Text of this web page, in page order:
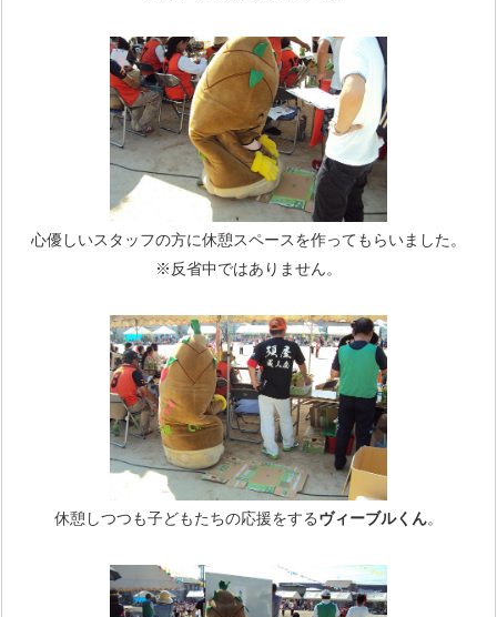
心優しいスタッフの方に休憩スペースを作ってもらいました。
※反省中ではありません。
休憩しつつも子どもたちの応援をするヴィーブルくん。